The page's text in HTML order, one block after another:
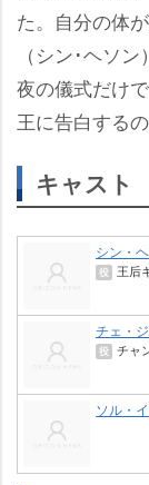
た。自分の体
（シン･ヘソ
夜の儀式だけ
王に告白する
キャスト
シン・
役 王后
チェ・
役 チャ
ソル・